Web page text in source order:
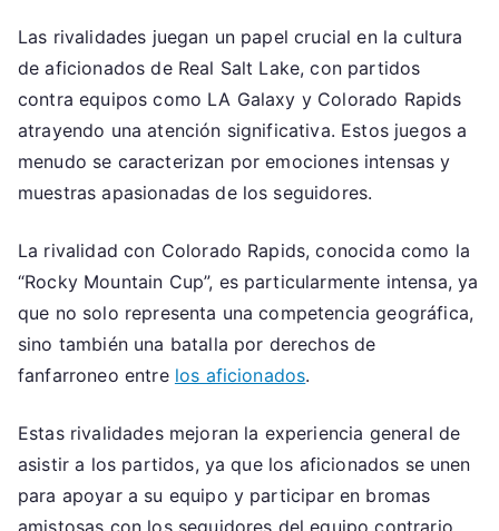
Las rivalidades juegan un papel crucial en la cultura
de aficionados de Real Salt Lake, con partidos
contra equipos como LA Galaxy y Colorado Rapids
atrayendo una atención significativa. Estos juegos a
menudo se caracterizan por emociones intensas y
muestras apasionadas de los seguidores.
La rivalidad con Colorado Rapids, conocida como la
“Rocky Mountain Cup”, es particularmente intensa, ya
que no solo representa una competencia geográfica,
sino también una batalla por derechos de
fanfarroneo entre los aficionados.
Estas rivalidades mejoran la experiencia general de
asistir a los partidos, ya que los aficionados se unen
para apoyar a su equipo y participar en bromas